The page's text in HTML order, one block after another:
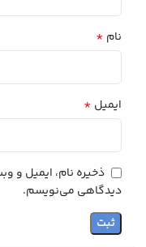
نام *
ایمیل *
ذخیره نام، ایمیل و
دیدگاهی می‌نویسم.